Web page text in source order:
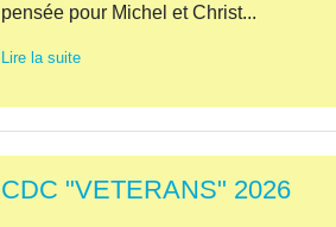
pensée pour Michel et Christ...
Lire la suite
CDC "VETERANS" 2026